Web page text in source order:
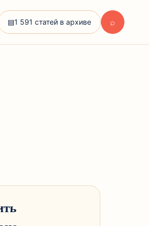
▤1 591 статей в архиве ⌕